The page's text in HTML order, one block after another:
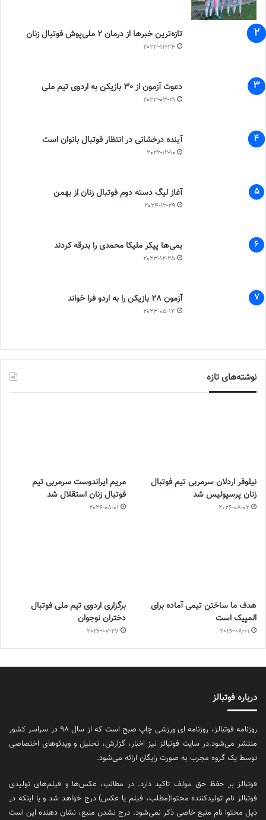
تازه‌ترین خبرها از درمان ۲ ملی‌پوش فوتبال زنان
2023-12-24
دعوت آزمون از 30 بازیکن به اردوی تیم ملی
2023-03-21
آینده درخشانی در انتظار فوتبال بانوان است
2022-12-10
آغاز لیگ دسته دوم فوتبال زنان از بهمن
2024-12-29
بمی‌ها پیکر ملیکا محمدی را بدرقه کردند
2023-12-25
آزمون 28 بازیکن را به اردو فرا خواند
2023-05-14
نوشته‌های تازه
نیلوفر اردلان سرمربی تیم فوتبال
زنان پرسپولیس شد
2026-08-02
مریم ایراندوست سرمربی تیم
فوتبال زنان استقلال شد
2026-08-01
هدف ما ساختن تیمی آماده برای
المپیک است
2026-08-01
برگزاری اردوی تیم ملی فوتبال
دختران نوجوان
2026-07-27
درباره فوتبالز
روزنامه فوتبالز، روزنامه ای ورزشی چاپ صبح است که از سال ۹۸ در سراسر کشور
منتشر می‌شود.در سایت فوتبالز نیز اخبار، گزارش، تحلیل و ویدئوهای اختصاصی
توسط یک گروه مجرب به صورت رایگان ارائه می‌شود.
فوتبالز بر حفظ حق مولف تاکید دارد. در مطالب، عکس‌ها و فیلم‌های تولیدی
فوتبالز نام تولیدکننده محتوا(مطلب، فیلم یا عکس) درج خواهد شد و یا اینکه در
ذیل محتوا نام منبع خاصی ذکر نمی‌‎شود. درج نشدن منبع، نشان دهنده این است